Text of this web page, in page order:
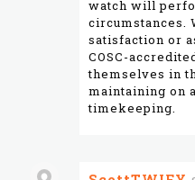
watch will
circumstances.
satisfaction or
COSC-
themselves in
maintaining on
timekeeping.